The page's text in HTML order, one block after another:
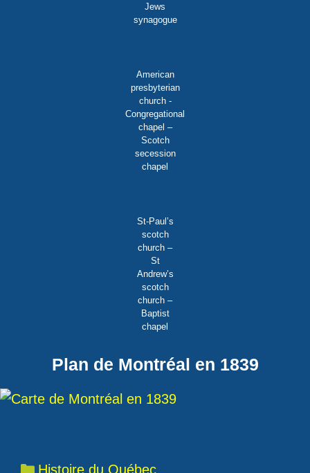
Jews
synagogue
American
presbyterian
church -
Congregational
chapel –
Scotch
secession
chapel
St-Paul’s
scotch
church –
St
Andrew’s
scotch
church –
Baptist
chapel
Plan de Montréal en 1839
Catégories
Histoire du Québec